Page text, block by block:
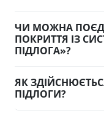
ЧИ МОЖНА
ПОКРИТТЯ ІЗ
ПІДЛОГА»?
ЯК
ПІДЛОГИ?